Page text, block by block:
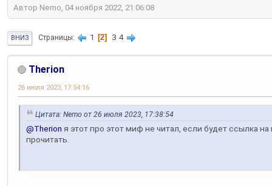
Автор Nemo, 04 ноября 2022, 21:06:08
ВНИЗ Страницы 1 2 3 4
Therion
26 июля 2023, 17:54:16
Цитата: Nemo от 26 июля 2023, 17:38:54
@Therion я этот про этот миф не читал, если будет ссылка
прочитать.